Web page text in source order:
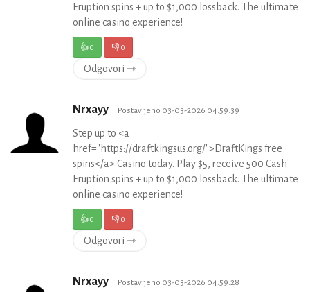
Eruption spins + up to $1,000 lossback. The ultimate
online casino experience!
👍0 👎0
Odgovori ⇾
Nrxayy Postavljeno 03-03-2026 04:59:39
Step up to <a
href="https://draftkingsus.org/">DraftKings free
spins</a> Casino today. Play $5, receive 500 Cash
Eruption spins + up to $1,000 lossback. The ultimate
online casino experience!
👍0 👎0
Odgovori ⇾
Nrxayy Postavljeno 03-03-2026 04:59:28